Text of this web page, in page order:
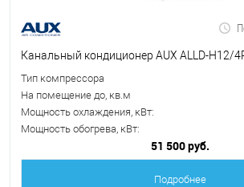
Канальный кондиционер AUX ALLD-H12/
Тип компрессора
На помещение до, кв.м
Мощность охлаждения, кВт:
Мощность обогрева, кВт:
51 500 руб.
Подробнее